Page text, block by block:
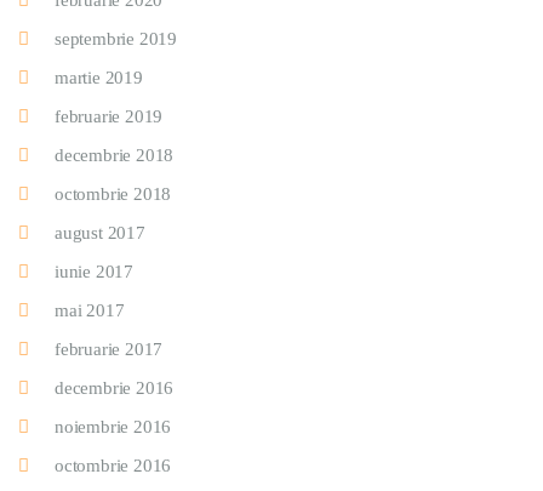
septembrie 2019
martie 2019
februarie 2019
decembrie 2018
octombrie 2018
august 2017
iunie 2017
mai 2017
februarie 2017
decembrie 2016
noiembrie 2016
octombrie 2016